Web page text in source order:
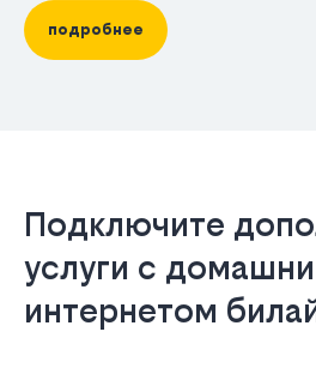
подробнее
Подключите
услуги с
интернетом